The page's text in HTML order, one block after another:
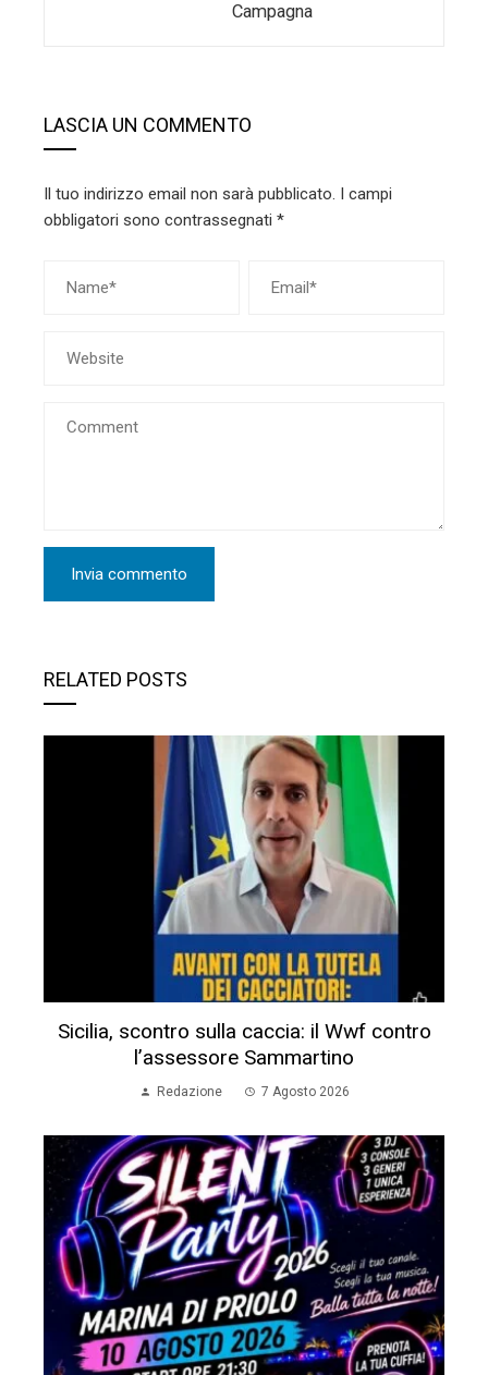
Campagna
LASCIA UN COMMENTO
Il tuo indirizzo email non sarà pubblicato. I campi
obbligatori sono contrassegnati *
RELATED POSTS
Sicilia, scontro sulla caccia: il Wwf contro
l’assessore Sammartino
Redazione 7 Agosto 2026